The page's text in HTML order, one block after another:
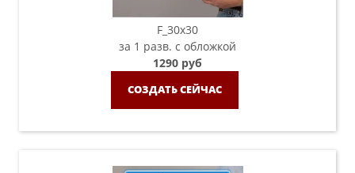
F_30х30
за 1 разв. с обложкой
1290 руб
СОЗДАТЬ СЕЙЧАС